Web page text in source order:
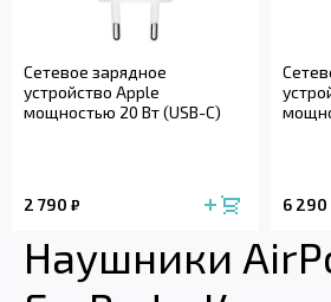
Сетевое зарядное
устройство Apple
мощностью 20 Вт (USB-C)
2 790 ₽ 6 290
Наушники